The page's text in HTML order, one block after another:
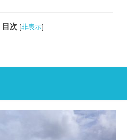
目次 [非表示]